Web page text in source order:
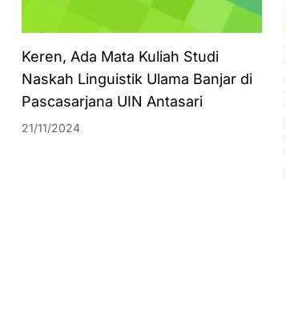
Keren, Ada Mata Kuliah Studi
Naskah Linguistik Ulama Banjar di
Pascasarjana UIN Antasari
21/11/2024